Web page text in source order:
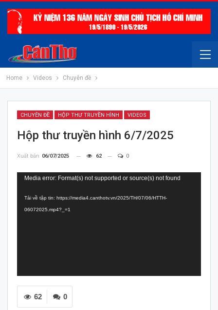
Home Videos Chuyên đề
CHUYÊN ĐỀ HỘP THƯ TRUYỀN HÌNH VIDEOS
Hộp thư truyền hình 6/7/2025
Xuất bản 06/07/2025 62 0
Trình
Video
Media error: Format(s) not supported or source(s) not found
Tải về tập tin: https://media4.canthotv.vn/2025/TH/07/06/HTTH-
06072025.mp4?_=1
0
62